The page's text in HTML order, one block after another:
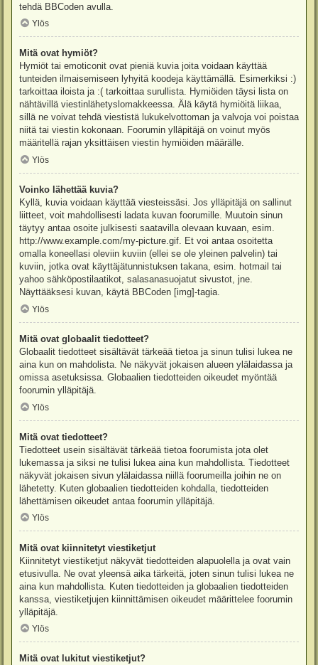
tehdä BBCoden avulla.
Ylös
Mitä ovat hymiöt?
Hymiöt tai emoticonit ovat pieniä kuvia joita voidaan käyttää
tunteiden ilmaisemiseen lyhyitä koodeja käyttämällä. Esimerkiksi :)
tarkoittaa iloista ja :( tarkoittaa surullista. Hymiöiden täysi lista on
nähtävillä viestinlähetyslomakkeessa. Älä käytä hymiöitä liikaa,
sillä ne voivat tehdä viestistä lukukelvottoman ja valvoja voi poistaa
niitä tai viestin kokonaan. Foorumin ylläpitäjä on voinut myös
määritellä rajan yksittäisen viestin hymiöiden määrälle.
Ylös
Voinko lähettää kuvia?
Kyllä, kuvia voidaan käyttää viesteissäsi. Jos ylläpitäjä on sallinut
liitteet, voit mahdollisesti ladata kuvan foorumille. Muutoin sinun
täytyy antaa osoite julkisesti saatavilla olevaan kuvaan, esim.
http://www.example.com/my-picture.gif. Et voi antaa osoitetta
omalla koneellasi oleviin kuviin (ellei se ole yleinen palvelin) tai
kuviin, jotka ovat käyttäjätunnistuksen takana, esim. hotmail tai
yahoo sähköpostilaatikot, salasanasuojatut sivustot, jne.
Näyttääksesi kuvan, käytä BBCoden [img]-tagia.
Ylös
Mitä ovat globaalit tiedotteet?
Globaalit tiedotteet sisältävät tärkeää tietoa ja sinun tulisi lukea ne
aina kun on mahdolista. Ne näkyvät jokaisen alueen ylälaidassa ja
omissa asetuksissa. Globaalien tiedotteiden oikeudet myöntää
foorumin ylläpitäjä.
Ylös
Mitä ovat tiedotteet?
Tiedotteet usein sisältävät tärkeää tietoa foorumista jota olet
lukemassa ja siksi ne tulisi lukea aina kun mahdollista. Tiedotteet
näkyvät jokaisen sivun ylälaidassa niillä foorumeilla joihin ne on
lähetetty. Kuten globaalien tiedotteiden kohdalla, tiedotteiden
lähettämisen oikeudet antaa foorumin ylläpitäjä.
Ylös
Mitä ovat kiinnitetyt viestiketjut
Kiinnitetyt viestiketjut näkyvät tiedotteiden alapuolella ja ovat vain
etusivulla. Ne ovat yleensä aika tärkeitä, joten sinun tulisi lukea ne
aina kun mahdollista. Kuten tiedotteiden ja globaalien tiedotteiden
kanssa, viestiketjujen kiinnittämisen oikeudet määrittelee foorumin
ylläpitäjä.
Ylös
Mitä ovat lukitut viestiketjut?